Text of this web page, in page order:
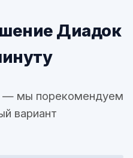
Диадок
— мы порекомендуем
вариант